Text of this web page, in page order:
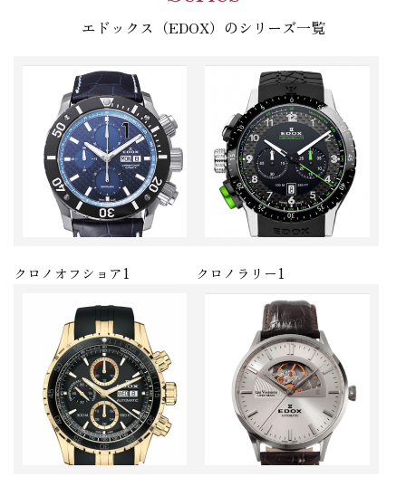
エドックス（EDOX）のシリーズ一覧
クロノオフショア1 クロノラリー1